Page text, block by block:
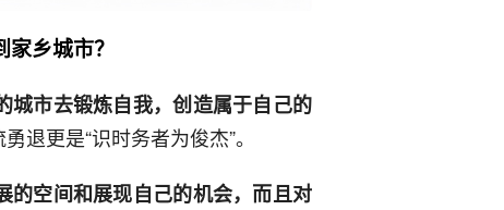
乡城市？
城市去锻炼自我，创造属于自己的
退更是“识时务者为俊杰”。
的空间和展现自己的机会，而且对